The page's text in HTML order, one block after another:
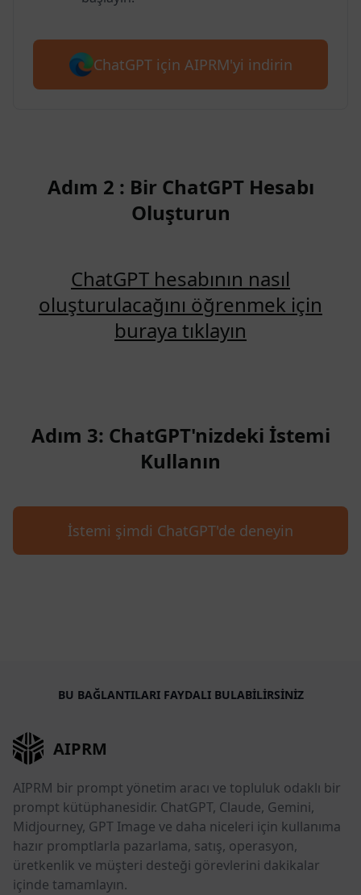
ChatGPT için AIPRM'yi indirin
Adım 2 : Bir ChatGPT Hesabı
Oluşturun
ChatGPT hesabının nasıl
oluşturulacağını öğrenmek için
buraya tıklayın
Adım 3: ChatGPT'nizdeki İstemi
Kullanın
İstemi şimdi ChatGPT'de deneyin
BU BAĞLANTILARI FAYDALI BULABILIRSINIZ
AIPRM
AIPRM bir prompt yönetim aracı ve topluluk odaklı bir
prompt kütüphanesidir. ChatGPT, Claude, Gemini,
Midjourney, GPT Image ve daha niceleri için kullanıma
hazır promptlarla pazarlama, satış, operasyon,
üretkenlik ve müşteri desteği görevlerini dakikalar
içinde tamamlayın.